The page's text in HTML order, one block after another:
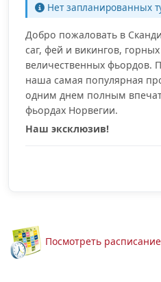
Нет запланированных
Добро пожаловать в
саг, фей и викингов,
величественных фьордов.
наша самая популярная
одним днем полным
фьордах Норвегии.
Наш эксклюзив!
Посмотреть